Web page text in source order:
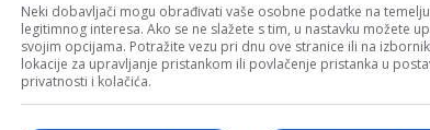
Neki dobavljači mogu obrađivati vaše osobne podatke na temelju
legitimnog interesa. Ako se ne slažete s tim, u nastavku možete
svojim opcijama. Potražite vezu pri dnu ove stranice ili na
lokacije za upravljanje pristankom ili povlačenje pristanka u
privatnosti i kolačića.